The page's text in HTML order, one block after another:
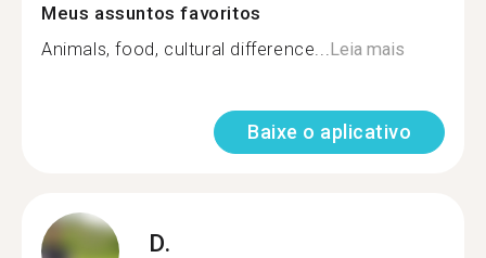
Meus assuntos favoritos
Animals, food, cultural difference... Leia mais
Baixe o aplicativo
D.